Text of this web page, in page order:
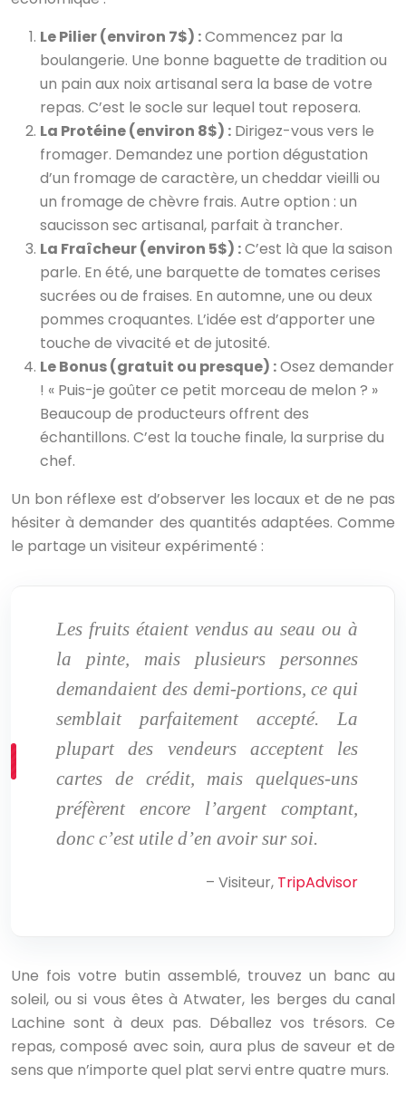
Le Pilier (environ 7$) :Commencez par la
boulangerie. Une bonne baguette de tradition ou
un pain aux noix artisanal sera la base de votre
repas. C’est le socle sur lequel tout reposera.
La Protéine (environ 8$) : Dirigez-vous vers le
fromager. Demandez une portion dégustation
d’un fromage de caractère, un cheddar vieilli ou
un fromage de chèvre frais. Autre option : un
saucisson sec artisanal, parfait à trancher.
La Fraîcheur (environ 5$) :C’est là que la saison
parle. En été, une barquette de tomates cerises
sucrées ou de fraises. En automne, une ou deux
pommes croquantes. L’idée est d’apporter une
touche de vivacité et de jutosité.
Le Bonus (gratuit ou presque) :Osez demander
! « Puis-je goûter ce petit morceau de melon ? »
Beaucoup de producteurs offrent des
échantillons. C’est la touche finale, la surprise du
chef.
Un bon réflexe est d’observer les locaux et de ne pas
hésiter à demander des quantités adaptées. Comme
le partage un visiteur expérimenté :
Les fruits étaient vendus au seau ou à
la pinte, mais plusieurs personnes
demandaient des demi-portions, ce qui
semblait parfaitement accepté. La
plupart des vendeurs acceptent les
cartes de crédit, mais quelques-uns
préfèrent encore l’argent comptant,
donc c’est utile d’en avoir sur soi.
– Visiteur, TripAdvisor
Une fois votre butin assemblé, trouvez un banc au
soleil, ou si vous êtes à Atwater, les berges du canal
Lachine sont à deux pas. Déballez vos trésors. Ce
repas, composé avec soin, aura plus de saveur et de
sens que n’importe quel plat servi entre quatre murs.